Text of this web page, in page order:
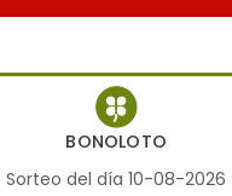
BONOLOTO
Sorteo del día 10-08-2026